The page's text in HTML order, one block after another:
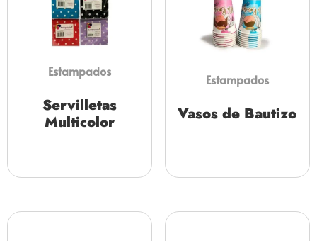
Estampados
Servilletas
Multicolor
Estampados
Vasos de Bautizo